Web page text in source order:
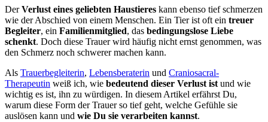
DerVerlust eines geliebten Haustieres kann ebenso tief schmerzen
wie der Abschied von einem Menschen. Ein Tier ist oft ein treuer
Begleiter, ein Familienmitglied, das bedingungslose Liebe
schenkt. Doch diese Trauer wird häufig nicht ernst genommen, was
den Schmerz noch schwerer machen kann.
Als Trauerbegleiterin, Lebensberaterin und Craniosacral-
Therapeutin weiß ich, wie bedeutend dieser Verlust ist und wie
wichtig es ist, ihn zu würdigen. In diesem Artikel erfährst Du,
warum diese Form der Trauer so tief geht, welche Gefühle sie
auslösen kann und wie Du sie verarbeiten kannst.